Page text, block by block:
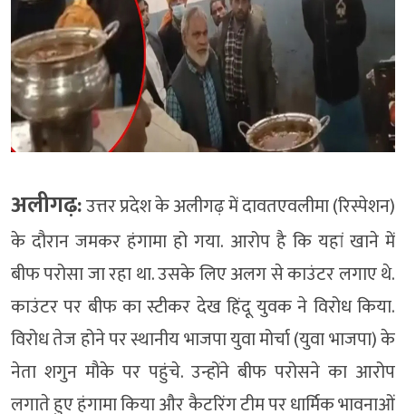
अलीगढ़:उत्तर प्रदेश के अलीगढ़ में दावतएवलीमा (रिस्पेशन)
के दौरान जमकर हंगामा हो गया. आरोप है कि यहां खाने में
बीफ परोसा जा रहा था. उसके लिए अलग से काउंटर लगाए थे.
काउंटर पर बीफ का स्टीकर देख हिंदू युवक ने विरोध किया.
विरोध तेज होने पर स्थानीय भाजपा युवा मोर्चा (युवा भाजपा) के
नेता शगुन मौके पर पहुंचे. उन्होंने बीफ परोसने का आरोप
लगाते हुए हंगामा किया और कैटरिंग टीम पर धार्मिक भावनाओं